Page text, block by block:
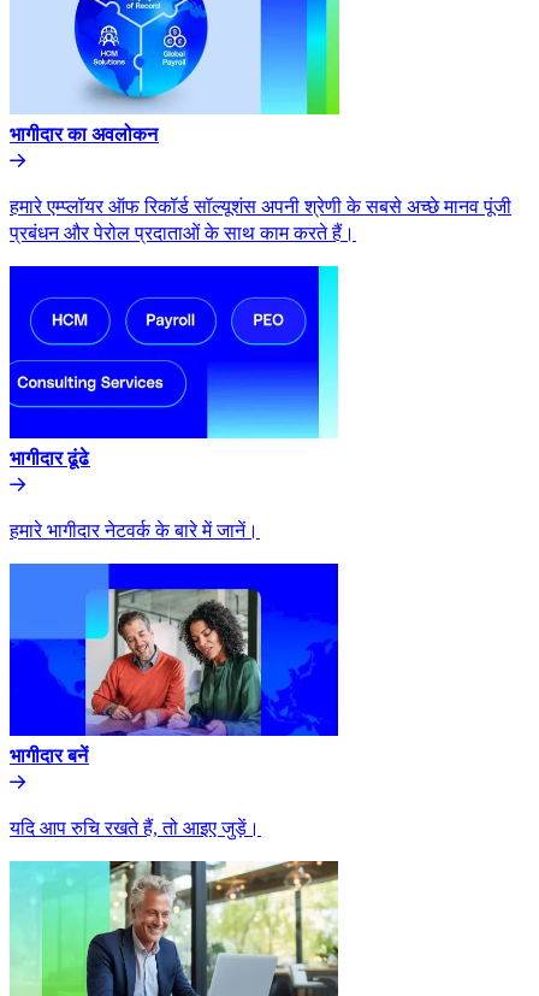
भागीदार का अवलोकन​​
हमारे एम्प्लॉयर ऑफ रिकॉर्ड सॉल्यूशंस अपनी श्रेणी के सबसे अच्छे मानव पूंजी
प्रबंधन और पेरोल प्रदाताओं के साथ काम करते हैं।​​
भागीदार ढूंढे​​
हमारे भागीदार नेटवर्क के बारे में जानें।​​
भागीदार बनें​​
यदि आप रुचि रखते हैं, तो आइए जुड़ें।​​